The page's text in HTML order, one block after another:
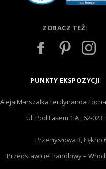
ZOBACZ TEŻ:
PUNKTY EKSPOZYCJI
Aleja Marszałka Ferdynanda
Ul. Pod Lasem 1 A , 62-023
Przemysłowa 3, Łękno
Przedstawiciel handlowy –